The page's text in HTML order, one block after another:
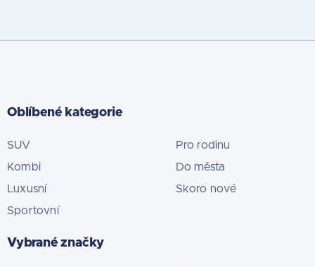
Oblíbené kategorie
SUV
Pro rodinu
Kombi
Do města
Luxusní
Skoro nové
Sportovní
Vybrané značky